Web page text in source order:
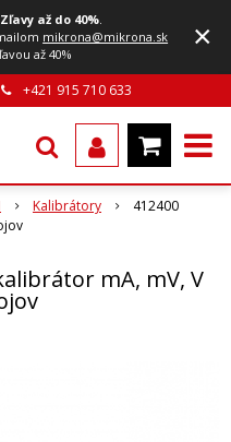
až do 40%.
mikrona@mikrona.sk
až 40%
×
+421 915 710 633
Kalibrátory
412400
mA, mV, V